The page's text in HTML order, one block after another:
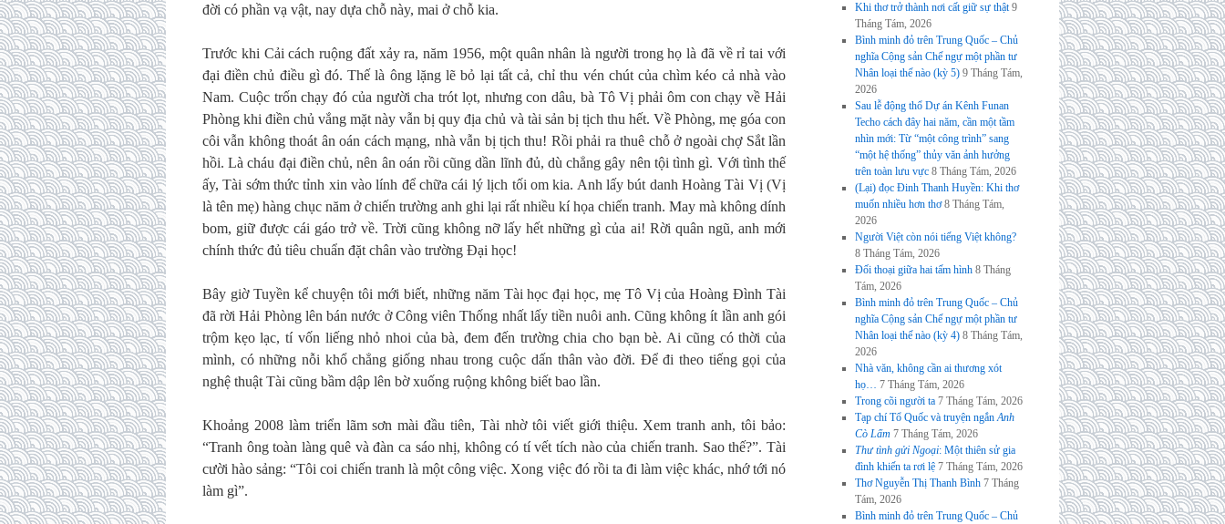
đời có phần vạ vật, nay dựa chỗ này, mai ở chỗ kia.
Trước khi Cải cách ruộng đất xảy ra, năm 1956, một quân nhân là người trong họ là đã về rỉ tai với
đại điền chủ điều gì đó. Thế là ông lặng lẽ bỏ lại tất cả, chỉ thu vén chút của chìm kéo cả nhà vào
Nam. Cuộc trốn chạy đó của người cha trót lọt, nhưng con dâu, bà Tô Vị phải ôm con chạy về Hải
Phòng khi điền chủ vắng mặt này vẫn bị quy địa chủ và tài sản bị tịch thu hết. Về Phòng, mẹ góa con
côi vẫn không thoát ân oán cách mạng, nhà vẫn bị tịch thu! Rồi phải ra thuê chỗ ở ngoài chợ Sắt lần
hồi. Là cháu đại điền chủ, nên ân oán rồi cũng dần lĩnh đủ, dù chẳng gây nên tội tình gì. Với tình thế
ấy, Tài sớm thức tỉnh xin vào lính để chữa cái lý lịch tối om kia. Anh lấy bút danh Hoàng Tài Vị (Vị
là tên mẹ) hàng chục năm ở chiến trường anh ghi lại rất nhiều kí họa chiến tranh. May mà không dính
bom, giữ được cái gáo trở về. Trời cũng không nỡ lấy hết những gì của ai! Rời quân ngũ, anh mới
chính thức đủ tiêu chuẩn đặt chân vào trường Đại học!
Bây giờ Tuyền kể chuyện tôi mới biết, những năm Tài học đại học, mẹ Tô Vị của Hoàng Đình Tài
đã rời Hải Phòng lên bán nước ở Công viên Thống nhất lấy tiền nuôi anh. Cũng không ít lần anh gói
trộm kẹo lạc, tí vốn liếng nhỏ nhoi của bà, đem đến trường chia cho bạn bè. Ai cũng có thời của
mình, có những nỗi khổ chẳng giống nhau trong cuộc dấn thân vào đời. Để đi theo tiếng gọi của
nghệ thuật Tài cũng bầm dập lên bờ xuống ruộng không biết bao lần.
Khoảng 2008 làm triển lãm sơn mài đầu tiên, Tài nhờ tôi viết giới thiệu. Xem tranh anh, tôi bảo:
“Tranh ông toàn làng quê và đàn ca sáo nhị, không có tí vết tích nào của chiến tranh. Sao thế?”. Tài
cười hào sảng: “Tôi coi chiến tranh là một công việc. Xong việc đó rồi ta đi làm việc khác, nhớ tới nó
làm gì”.
Khi thơ trở thành nơi cất giữ sự thật 9
Tháng Tám, 2026
Bình minh đỏ trên Trung Quốc – Chủ
nghĩa Cộng sản Chế ngự một phần tư
Nhân loại thế nào (kỳ 5) 9 Tháng Tám,
2026
Sau lễ động thổ Dự án Kênh Funan
Techo cách đây hai năm, cần một tầm
nhìn mới: Từ “một công trình” sang
“một hệ thống” thủy văn ảnh hưởng
trên toàn lưu vực 8 Tháng Tám, 2026
(Lại) đọc Đinh Thanh Huyền: Khi thơ
muốn nhiều hơn thơ 8 Tháng Tám,
2026
Người Việt còn nói tiếng Việt không?
8 Tháng Tám, 2026
Đối thoại giữa hai tấm hình 8 Tháng
Tám, 2026
Bình minh đỏ trên Trung Quốc – Chủ
nghĩa Cộng sản Chế ngự một phần tư
Nhân loại thế nào (kỳ 4) 8 Tháng Tám,
2026
Nhà văn, không cần ai thương xót
họ… 7 Tháng Tám, 2026
Trong cõi người ta 7 Tháng Tám, 2026
Tạp chí Tổ Quốc và truyện ngắnAnh
Cò Lấm 7 Tháng Tám, 2026
Thư tình gửi Ngoại: Một thiên sử gia
đình khiến ta rơi lệ 7 Tháng Tám, 2026
Thơ Nguyễn Thị Thanh Bình 7 Tháng
Tám, 2026
Bình minh đỏ trên Trung Quốc – Chủ